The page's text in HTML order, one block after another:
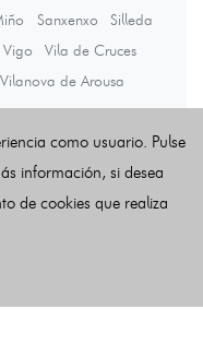
Sanxenxo
Silleda
Vigo
Vila de Cruces
Vilanova de Arousa
Últimas noticias
como usuario. Pulse
información, si desea
de cookies que realiza